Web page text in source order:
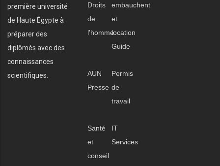
première université
de Haute Égypte à
préparer des
diplômés avec des
connaissances
scientifiques.
Droits
de
l'homme
embauchent
et
location
Guide
AUN
Presse
Permis
de
travail
Santé
et
conseil
IT
Services